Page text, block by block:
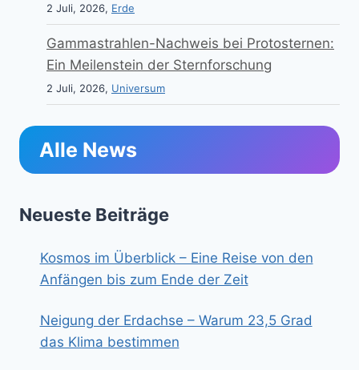
2 Juli, 2026, Erde
Gammastrahlen-Nachweis bei Protosternen:
Ein Meilenstein der Sternforschung
2 Juli, 2026, Universum
Alle News
Neueste Beiträge
Kosmos im Überblick – Eine Reise von den
Anfängen bis zum Ende der Zeit
Neigung der Erdachse – Warum 23,5 Grad
das Klima bestimmen